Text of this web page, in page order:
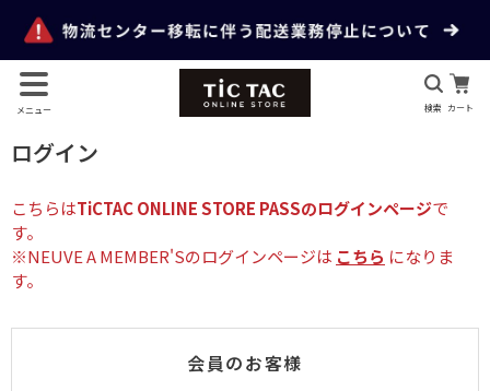
メニュー 検索 カート
ログイン
こちらはTiCTAC ONLINE STORE PASSのログインページで
す。
※NEUVE A MEMBER'Sのログインページは こちら になりま
す。
会員のお客様